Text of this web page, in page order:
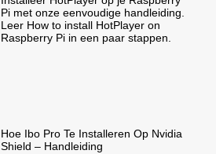
Pi met onze eenvoudige handleiding.
Leer How to install HotPlayer on
Raspberry Pi in een paar stappen.
Hoe Ibo Pro Te Installeren Op Nvidia
Shield – Handleiding